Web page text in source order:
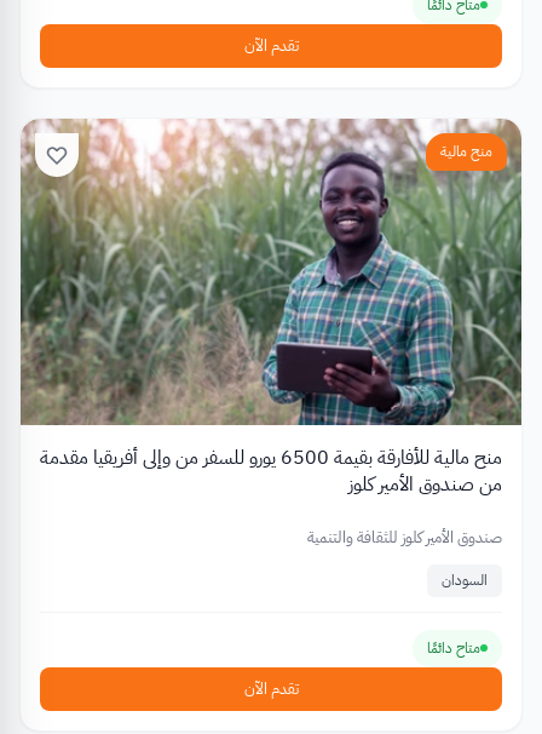
متاح دائمًا
تقدم الآن
منح مالية
منح مالية للأفارقة بقيمة 6500 يورو للسفر من وإلى أفريقيا مقدمة
من صندوق الأمير كلوز
صندوق الأمير كلوز للثقافة والتنمية
السودان
متاح دائمًا
تقدم الآن